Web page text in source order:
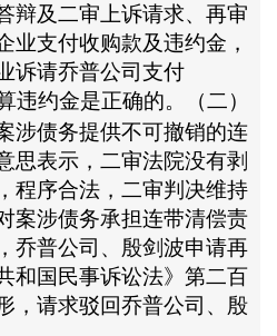
辩及二审上诉请求、再审
业支付收购款及违约金，
诉请乔普公司支付
违约金是正确的。（二）
涉债务提供不可撤销的连
思表示，二审法院没有剥
程序合法，二审判决维持
案涉债务承担连带清偿责
乔普公司、殷剑波申请再
和国民事诉讼法》第二百
，请求驳回乔普公司、殷